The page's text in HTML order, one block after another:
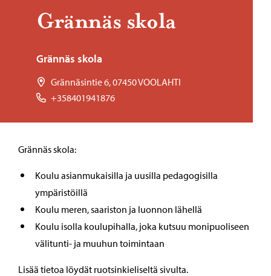
Grän­näs skola
Grännäs skola
Grännäsintie 6, 07450 VOOLAHTI
+358401941876
Grännäs skola:
Koulu asianmukaisilla ja uusilla pedagogisilla
ympäristöillä
Koulu meren, saariston ja luonnon lähellä
Koulu isolla koulupihalla, joka kutsuu monipuoliseen
välitunti- ja muuhun toimintaan
Lisää tietoa löydät ruotsinkieliseltä sivulta.